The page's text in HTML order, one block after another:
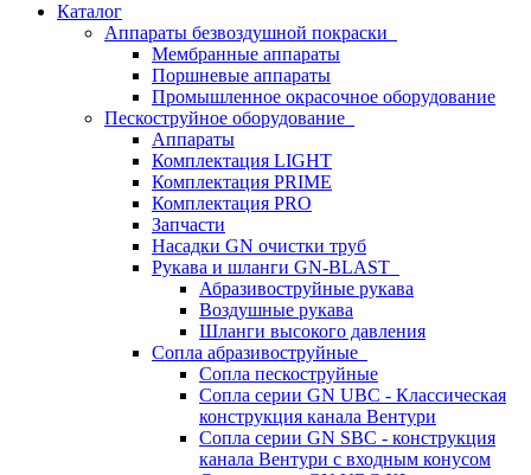
Каталог
Аппараты безвоздушной покраски
Мембранные аппараты
Поршневые аппараты
Промышленное окрасочное оборудование
Пескоструйное оборудование
Аппараты
Комплектация LIGHT
Комплектация PRIME
Комплектация PRO
Запчасти
Насадки GN очистки труб
Рукава и шланги GN-BLAST
Абразивоструйные рукава
Воздушные рукава
Шланги высокого давления
Сопла абразивоструйные
Сопла пескоструйные
Сопла серии GN UBC - Классическая
конструкция канала Вентури
Сопла серии GN SBC - конструкция
канала Вентури c входным конусом